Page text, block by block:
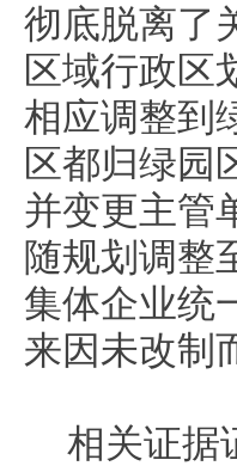
彻底脱离了
区域行政区
相应调整到
区都归绿园
并变更主管
随规划调整
集体企业统
来因未改制
相关证据